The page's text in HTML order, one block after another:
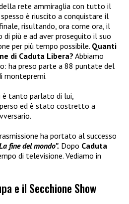
rete ammiraglia con tutto il
è riuscito a conquistare il
risultando, ora come ora, il
più e ad aver proseguito il suo
per più tempo possibile. Quanti
di Caduta Libera? Abbiamo
ha preso parte a 88 puntate del
montepremi.
è tanto parlato di lui,
ed è stato costretto a
ha portato al successo
fine del mondo”. Dopo Caduta
di televisione. Vediamo in
e il Secchione Show